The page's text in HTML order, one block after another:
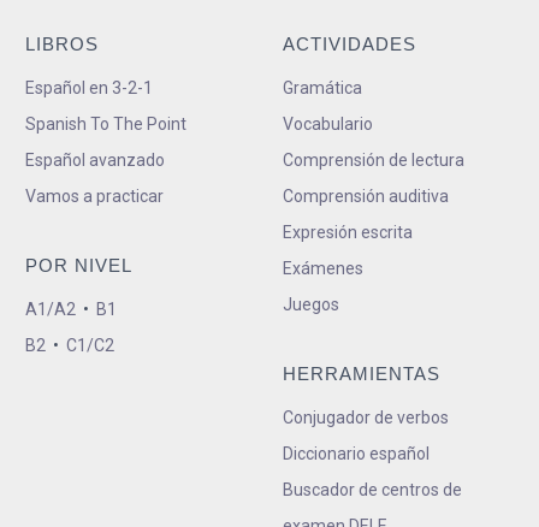
LIBROS
Español en 3-2-1
Spanish To The Point
Español avanzado
Vamos a practicar
POR NIVEL
A1/A2 • B1
B2 • C1/C2
ACTIVIDADES
Gramática
Vocabulario
Comprensión de lectura
Comprensión auditiva
Expresión escrita
Exámenes
Juegos
HERRAMIENTAS
Conjugador de verbos
Diccionario español
Buscador de centros de